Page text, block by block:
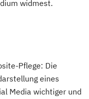
widmest.
Pflege: Die
eines
Media wichtiger und